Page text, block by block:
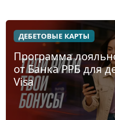
ДЕБЕТОВЫЕ КАРТЫ
Программа
от Банка РРБ для
Visa